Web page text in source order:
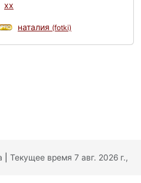
хх
наталия (fotki)
Текущее время 7 авг. 2026 г.,